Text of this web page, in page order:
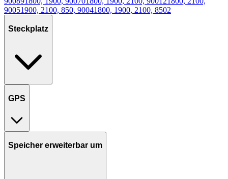
90051900, 2100, 850, 90041800, 1900, 2100, 8502
Steckplatz
GPS
Speicher erweiterbar um